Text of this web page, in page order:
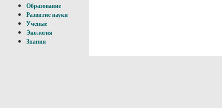
Образование
Развитие науки
Ученые
Экология
Знания